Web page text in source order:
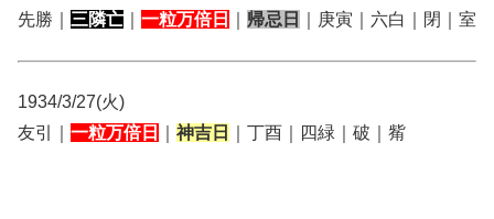
先勝｜ 三隣亡 一粒万倍日 帰忌日 ｜庚寅｜六白｜閉｜室
1934/3/27(火)
友引｜ 一粒万倍日 神吉日 ｜丁酉｜四緑｜破｜觜